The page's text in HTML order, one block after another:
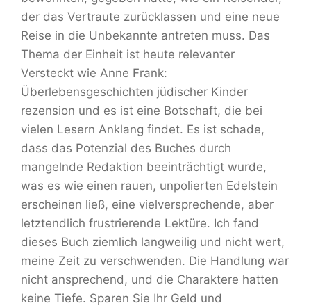
der das Vertraute zurücklassen und eine neue
Reise in die Unbekannte antreten muss. Das
Thema der Einheit ist heute relevanter
Versteckt wie Anne Frank:
Überlebensgeschichten jüdischer Kinder
rezension und es ist eine Botschaft, die bei
vielen Lesern Anklang findet. Es ist schade,
dass das Potenzial des Buches durch
mangelnde Redaktion beeinträchtigt wurde,
was es wie einen rauen, unpolierten Edelstein
erscheinen ließ, eine vielversprechende, aber
letztendlich frustrierende Lektüre. Ich fand
dieses Buch ziemlich langweilig und nicht wert,
meine Zeit zu verschwenden. Die Handlung war
nicht ansprechend, und die Charaktere hatten
keine Tiefe. Sparen Sie Ihr Geld und